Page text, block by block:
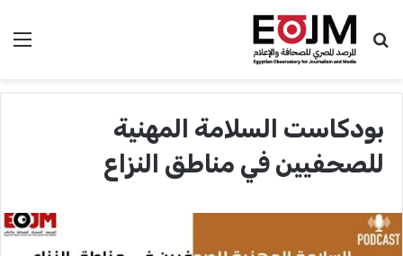
بحث عن
بودكاست السلامة المهنية
للصحفيين في مناطق النزاع